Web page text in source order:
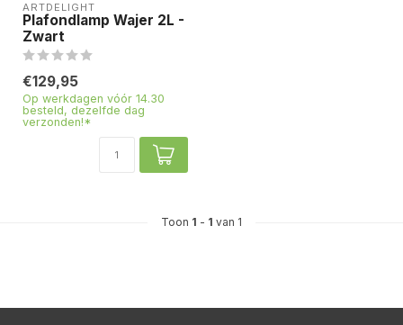
ARTDELIGHT
Plafondlamp Wajer 2L -
Zwart
€129,95
Op werkdagen vóór 14.30
besteld, dezelfde dag
verzonden!*
Toon 1 - 1 van 1